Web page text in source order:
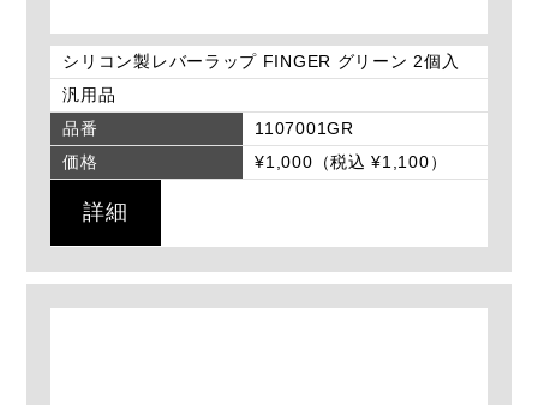
シリコン製レバーラップ FINGER グリーン 2個入
汎用品
品番
1107001GR
価格
¥1,000（税込 ¥1,100）
詳細